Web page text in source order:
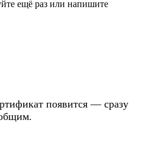
ещё раз или напишите
появится — сразу